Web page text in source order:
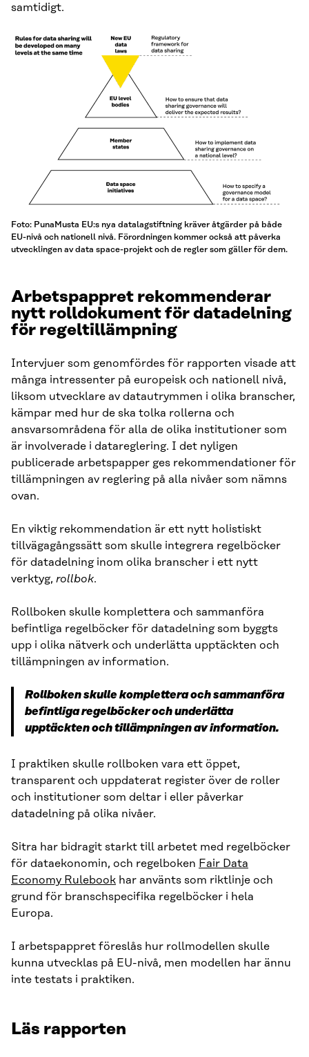
samtidigt.
Foto: PunaMusta EU:s nya datalagstiftning kräver åtgärder på både
EU-nivå och nationell nivå. Förordningen kommer också att påverka
utvecklingen av data space-projekt och de regler som gäller för dem.
Arbetspappret rekommenderar
nytt rolldokument för datadelning
för regeltillämpning
Intervjuer som genomfördes för rapporten visade att
många intressenter på europeisk och nationell nivå,
liksom utvecklare av datautrymmen i olika branscher,
kämpar med hur de ska tolka rollerna och
ansvarsområdena för alla de olika institutioner som
är involverade i datareglering. I det nyligen
publicerade arbetspapper ges rekommendationer för
tillämpningen av reglering på alla nivåer som nämns
ovan.
En viktig rekommendation är ett nytt holistiskt
tillvägagångssätt som skulle integrera regelböcker
för datadelning inom olika branscher i ett nytt
verktyg, rollbok.
Rollboken skulle komplettera och sammanföra
befintliga regelböcker för datadelning som byggts
upp i olika nätverk och underlätta upptäckten och
tillämpningen av information.
Rollboken skulle komplettera och sammanföra
befintliga regelböcker och underlätta
upptäckten och tillämpningen av information.
I praktiken skulle rollboken vara ett öppet,
transparent och uppdaterat register över de roller
och institutioner som deltar i eller påverkar
datadelning på olika nivåer.
Sitra har bidragit starkt till arbetet med regelböcker
för dataekonomin, och regelboken Fair Data
Economy Rulebook har använts som riktlinje och
grund för branschspecifika regelböcker i hela
Europa.
I arbetspappret föreslås hur rollmodellen skulle
kunna utvecklas på EU-nivå, men modellen har ännu
inte testats i praktiken.
Läs rapporten